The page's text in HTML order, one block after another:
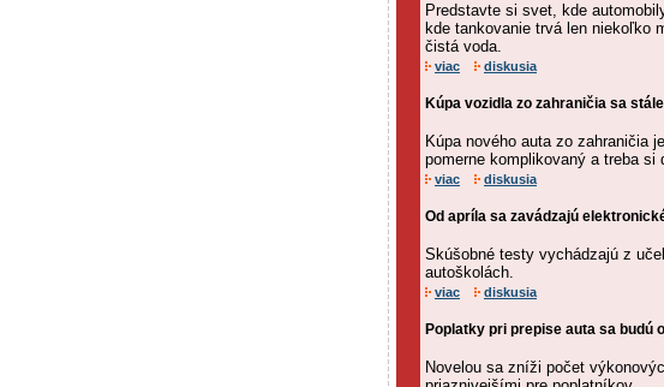
Predstavte si svet, kde
kde tankovanie trvá len niekoľko
čistá voda.
viac diskusia
Kúpa vozidla zo zahraničia sa
Kúpa nového auta zo zahraničia
pomerne komplikovaný a treba
viac diskusia
Od apríla sa zavádzajú
Skúšobné testy vychádzajú z
autoškolách.
viac diskusia
Poplatky pri prepise auta sa budú
Novelou sa zníži počet